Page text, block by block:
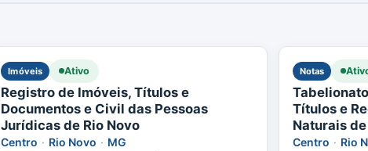
Imóveis Ativo
Registro de Imóveis, Títulos e
Documentos e Civil das Pessoas
Jurídicas de Rio Novo
Centro · Rio Novo · MG
Notas
Títulos e
Naturais
Centro · Rio